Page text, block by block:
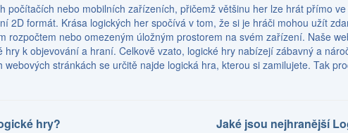
počítačích nebo mobilních zařízeních, přičemž většinu her lze hrát přímo
2D formát. Krása logických her spočívá v tom, že si je hráči mohou užít
rozpočtem nebo omezeným úložným prostorem na svém zařízení. Naše
k objevování a hraní. Celkově vzato, logické hry nabízejí zábavný a
stránkách se určitě najde logická hra, kterou si zamilujete. Tak
hry? Jaké jsou nejhranější